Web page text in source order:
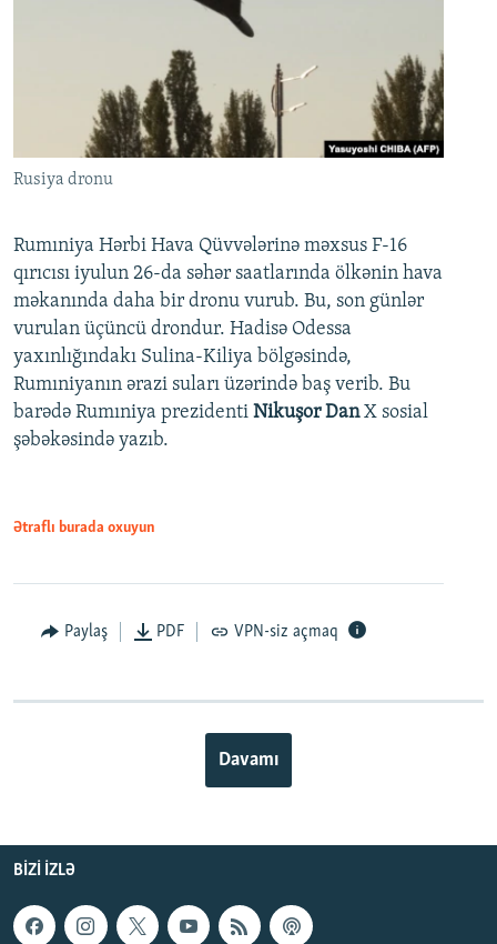
Rusiya dronu
Rumıniya Hərbi Hava Qüvvələrinə məxsus F-16
qırıcısı iyulun 26-da səhər saatlarında ölkənin hava
məkanında daha bir dronu vurub. Bu, son günlər
vurulan üçüncü drondur. Hadisə Odessa
yaxınlığındakı Sulina-Kiliya bölgəsində,
Rumıniyanın ərazi suları üzərində baş verib. Bu
barədə Rumıniya prezidenti Nikuşor DanX sosial
şəbəkəsində yazıb.
Ətraflı burada oxuyun
Paylaş PDF VPN-siz açmaq
Davamı
BIZI IZLƏ